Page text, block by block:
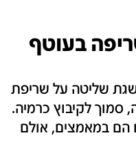
בעוטף
שליטה על שריפת
סמוך לקיבוץ כרמיה.
הם במאמצים, אולם